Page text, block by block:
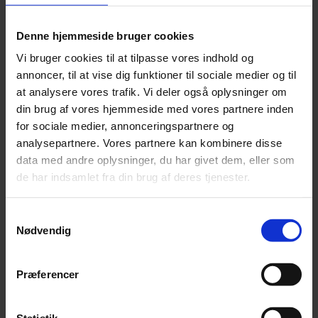
Denne hjemmeside bruger cookies
Vi bruger cookies til at tilpasse vores indhold og
annoncer, til at vise dig funktioner til sociale medier og til
at analysere vores trafik. Vi deler også oplysninger om
din brug af vores hjemmeside med vores partnere inden
for sociale medier, annonceringspartnere og
analysepartnere. Vores partnere kan kombinere disse
data med andre oplysninger, du har givet dem, eller som
de har indsamlet fra din brug af deres tjenester.
Nødvendig
Præferencer
Lån 75.000 trods RKI
Har du behov for at låne 75.000 kr. trods RKI,
kan det i første omgang blive svært at
optage et forbrugslån. Dog findes der en
så tænker du måske, hvad er et Pantelån?
Et Pantelån er en lånetype, hvor du stiller dine
genstande som pant. Låneudbyderen tager